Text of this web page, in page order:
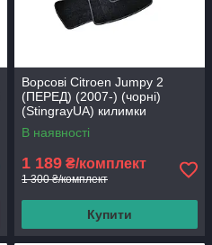
Ворсові Citroen Jumpy 2
(ПЕРЕД) (2007-) (чорні)
(StingrayUA) килимки
текстильні в салон авто
В наявності
1 189 ₴/комплект
1 300 ₴/комплект
Купити